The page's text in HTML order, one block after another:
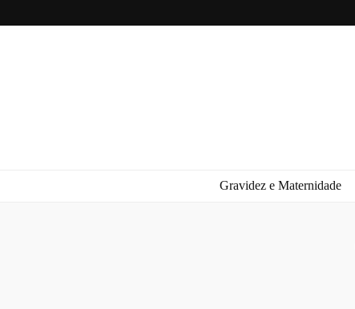
Gravidez e Maternidade